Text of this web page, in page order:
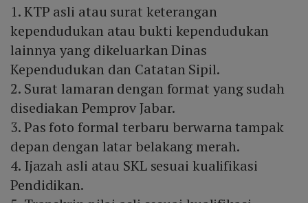
1. KTP asli atau surat keterangan
kependudukan atau bukti kependudukan
lainnya yang dikeluarkan Dinas
Kependudukan dan Catatan Sipil.
2. Surat lamaran dengan format yang sudah
disediakan Pemprov Jabar.
3. Pas foto formal terbaru berwarna tampak
depan dengan latar belakang merah.
4. Ijazah asli atau SKL sesuai kualifikasi
Pendidikan.